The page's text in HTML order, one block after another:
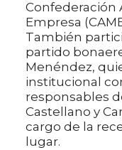
Confederación
Empresa
También
partido
Menéndez,
institucional
responsables
Castellano y
cargo de la
lugar.